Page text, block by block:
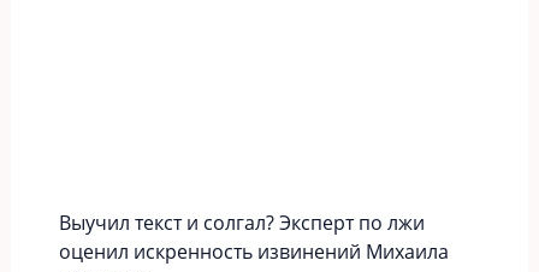
Выучил текст и солгал? Эксперт по лжи
оценил искренность извинений Михаила